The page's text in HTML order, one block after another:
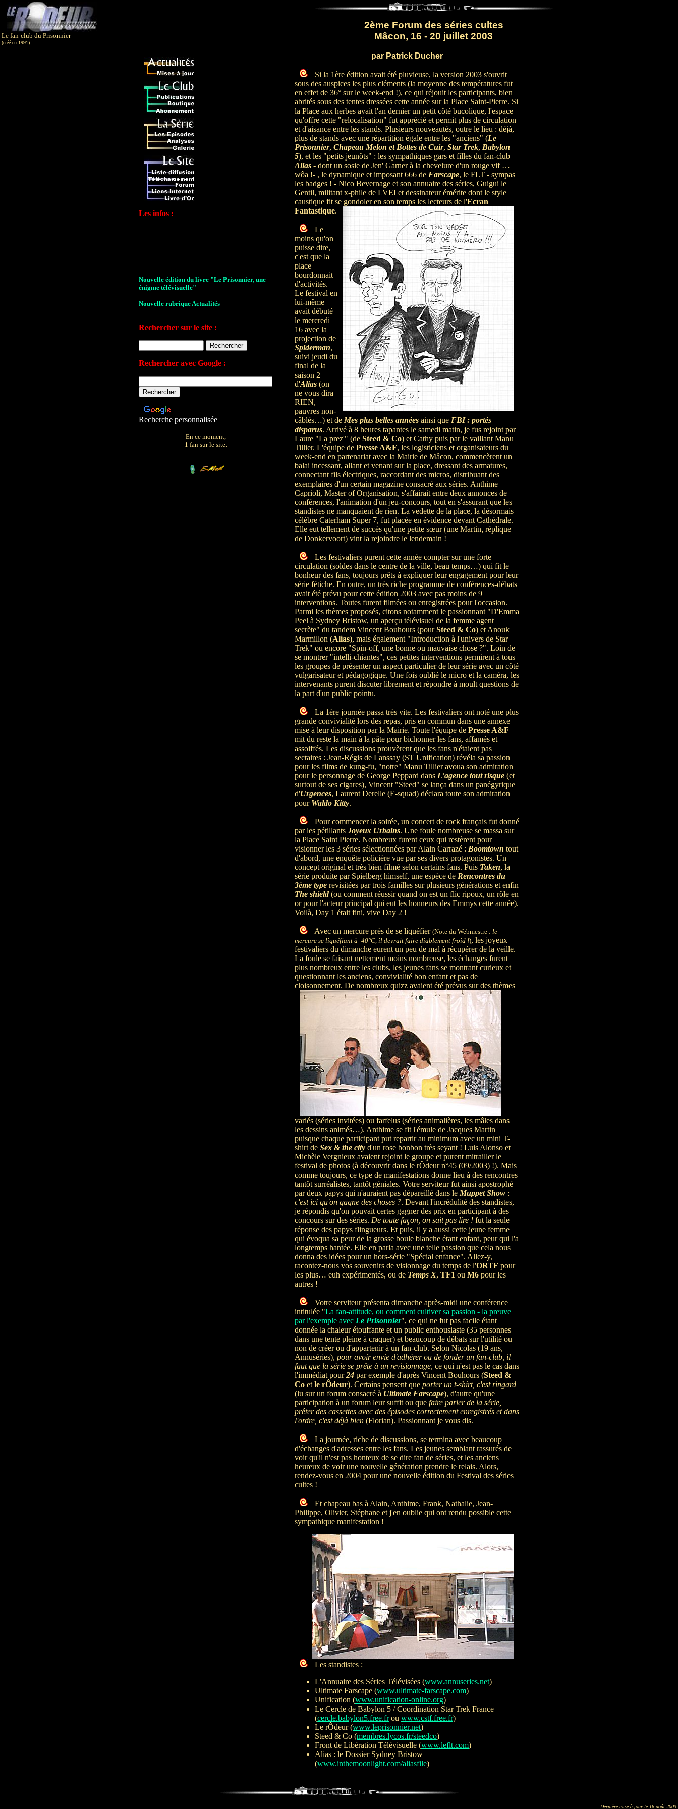
Le fan-club du Prisonnier
(créé en 1991)
2ème Forum des séries cultes
Mâcon, 16 - 20 juillet 2003
Les infos :
énigme télévisuelle"
Les archives de John Drake
Votre avis sur le site
Rechercher sur le site :
Rechercher avec Google :
Recherche personnalisée
En ce moment,
1 fan sur le site.
par Patrick Ducher
Si la 1ère édition avait été pluvieuse, la version 2003 s'ouvrit
sous des auspices les plus cléments (la moyenne des températures fut
en effet de 36° sur le week-end !), ce qui réjouit les participants, bien
abrités sous des tentes dressées cette année sur la Place Saint-Pierre. Si
la Place aux herbes avait l'an dernier un petit côté bucolique, l'espace
qu'offre cette "relocalisation" fut apprécié et permit plus de circulation
et d'aisance entre les stands. Plusieurs nouveautés, outre le lieu : déjà,
plus de stands avec une répartition égale entre les "anciens" (Le
Prisonnier, Chapeau Melon et Bottes de Cuir, Star Trek, Babylon
5), et les "petits jeunôts" : les sympathiques gars et filles du fan-club
Alias - dont un sosie de Jen' Garner à la chevelure d'un rouge vif …
wôa !- , le dynamique et imposant 666 de Farscape, le FLT - sympas
les badges ! - Nico Bevernage et son annuaire des séries, Guigui le
Gentil, militant x-phile de LVEI et dessinateur émérite dont le style
caustique fit se gondoler en son temps les lecteurs de l'Ecran
Fantastique.
Le
moins qu'on
puisse dire,
c'est que la
place
bourdonnait
d'activités.
Le festival en
lui-même
avait débuté
le mercredi
16 avec la
projection de
Spiderman,
suivi jeudi du
final de la
saison 2
d'Alias (on
ne vous dira
RIEN,
pauvres non-
câblés…) et de Mes plus belles années ainsi que FBI : portés
disparus. Arrivé à 8 heures tapantes le samedi matin, je fus rejoint par
Laure "La prez'" (de Steed & Co) et Cathy puis par le vaillant Manu
Tillier. L'équipe de Presse A&F, les logisticiens et organisateurs du
week-end en partenariat avec la Mairie de Mâcon, commencèrent un
balai incessant, allant et venant sur la place, dressant des armatures,
connectant fils électriques, raccordant des micros, distribuant des
exemplaires d'un certain magazine consacré aux séries. Anthime
Caprioli, Master of Organisation, s'affairait entre deux annonces de
conférences, l'animation d'un jeu-concours, tout en s'assurant que les
standistes ne manquaient de rien. La vedette de la place, la désormais
célèbre Caterham Super 7, fut placée en évidence devant Cathédrale.
Elle eut tellement de succès qu'une petite sœur (une Martin, réplique
de Donkervoort) vint la rejoindre le lendemain !
Les festivaliers purent cette année compter sur une forte
circulation (soldes dans le centre de la ville, beau temps…) qui fit le
bonheur des fans, toujours prêts à expliquer leur engagement pour leur
série fétiche. En outre, un très riche programme de conférences-débats
avait été prévu pour cette édition 2003 avec pas moins de 9
interventions. Toutes furent filmées ou enregistrées pour l'occasion.
Parmi les thèmes proposés, citons notamment le passionnant "D'Emma
Peel à Sydney Bristow, un aperçu télévisuel de la femme agent
secrète" du tandem Vincent Bouhours (pourSteed & Co) et Anouk
Marmillon (Alias), mais également "Introduction à l'univers de Star
Trek" ou encore "Spin-off, une bonne ou mauvaise chose ?". Loin de
se montrer "intelli-chiantes", ces petites interventions permirent à tous
les groupes de présenter un aspect particulier de leur série avec un côté
vulgarisateur et pédagogique. Une fois oublié le micro et la caméra, les
intervenants purent discuter librement et répondre à moult questions de
la part d'un public pointu.
La 1ère journée passa très vite. Les festivaliers ont noté une plus
grande convivialité lors des repas, pris en commun dans une annexe
mise à leur disposition par la Mairie. Toute l'équipe de Presse A&F
mit du reste la main à la pâte pour bichonner les fans, affamés et
assoiffés. Les discussions prouvèrent que les fans n'étaient pas
sectaires : Jean-Régis de Lanssay (ST Unification) révéla sa passion
pour les films de kung-fu, "notre" Manu Tillier avoua son admiration
pour le personnage de George Peppard dans L'agence tout risque (et
surtout de ses cigares), Vincent "Steed" se lança dans un panégyrique
d'Urgences, Laurent Derelle (E-squad) déclara toute son admiration
pour Waldo Kitty.
Pour commencer la soirée, un concert de rock français fut donné
par les pétillants Joyeux Urbains. Une foule nombreuse se massa sur
la Place Saint Pierre. Nombreux furent ceux qui restèrent pour
visionner les 3 séries sélectionnées par Alain Carrazé : Boomtown tout
d'abord, une enquête policière vue par ses divers protagonistes. Un
concept original et très bien filmé selon certains fans. Puis Taken, la
série produite par Spielberg himself, une espèce de Rencontres du
3ème type revisitées par trois familles sur plusieurs générations et enfin
The shield(ou comment réussir quand on est un flic ripoux, un rôle en
or pour l'acteur principal qui eut les honneurs des Emmys cette année).
Voilà, Day 1 était fini, vive Day 2 !
Avec un mercure près de se liquéfier (Note du Webmestre : le
mercure se liquéfiant à -40°C, il devrait faire diablement froid !), les joyeux
festivaliers du dimanche eurent un peu de mal à récupérer de la veille.
La foule se faisant nettement moins nombreuse, les échanges furent
plus nombreux entre les clubs, les jeunes fans se montrant curieux et
questionnant les anciens, convivialité bon enfant et pas de
cloisonnement. De nombreux quizz avaient été prévus sur des thèmes
variés (séries invitées) ou farfelus (séries animalières, les mâles dans
les dessins animés…). Anthime se fit l'émule de Jacques Martin
puisque chaque participant put repartir au minimum avec un mini T-
shirt de Sex & the city d'un rose bonbon très seyant ! Luis Alonso et
Michèle Vergnieux avaient rejoint le groupe et purent mitrailler le
festival de photos (à découvrir dans le rÔdeur n°45 (09/2003) !). Mais
comme toujours, ce type de manifestations donne lieu à des rencontres
tantôt surréalistes, tantôt géniales. Votre serviteur fut ainsi apostrophé
par deux papys qui n'auraient pas dépareillé dans le Muppet Show :
c'est ici qu'on gagne des choses ?. Devant l'incrédulité des standistes,
je répondis qu'on pouvait certes gagner des prix en participant à des
concours sur des séries. De toute façon, on sait pas lire ! fut la seule
réponse des papys flingueurs. Et puis, il y a aussi cette jeune femme
qui évoqua sa peur de la grosse boule blanche étant enfant, peur qui l'a
longtemps hantée. Elle en parla avec une telle passion que cela nous
donna des idées pour un hors-série "Spécial enfance". Allez-y,
racontez-nous vos souvenirs de visionnage du temps de l'ORTF pour
les plus… euh expérimentés, ou de Temps X, TF1 ou M6 pour les
autres !
Votre serviteur présenta dimanche après-midi une conférence
intitulée "La fan-attitude, ou comment cultiver sa passion - la preuve
par l'exemple avec Le Prisonnier", ce qui ne fut pas facile étant
donnée la chaleur étouffante et un public enthousiaste (35 personnes
dans une tente pleine à craquer) et beaucoup de débats sur l'utilité ou
non de créer ou d'appartenir à un fan-club. Selon Nicolas (19 ans,
Annuséries), pour avoir envie d'adhérer ou de fonder un fan-club, il
faut que la série se prête à un revisionnage, ce qui n'est pas le cas dans
l'immédiat pour24 par exemple d'après Vincent Bouhours (Steed &
Co et le rÔdeur). Certains pensent que porter un t-shirt, c'est ringard
(lu sur un forum consacré à Ultimate Farscape), d'autre qu'une
participation à un forum leur suffit ou que faire parler de la série,
prêter des cassettes avec des épisodes correctement enregistrés et dans
l'ordre, c'est déjà bien (Florian). Passionnant je vous dis.
La journée, riche de discussions, se termina avec beaucoup
d'échanges d'adresses entre les fans. Les jeunes semblant rassurés de
voir qu'il n'est pas honteux de se dire fan de séries, et les anciens
heureux de voir une nouvelle génération prendre le relais. Alors,
rendez-vous en 2004 pour une nouvelle édition du Festival des séries
cultes !
Et chapeau bas à Alain, Anthime, Frank, Nathalie, Jean-
Philippe, Olivier, Stéphane et j'en oublie qui ont rendu possible cette
sympathique manifestation !
Les standistes :
L'Annuaire des Séries Télévisées (www.annuseries.net)
Ultimate Farscape (www.ultimate-farscape.com)
Unification (www.unification-online.org)
Le Cercle de Babylon 5 / Coordination Star Trek France
(cercle.babylon5.free.frou www.cstf.free.fr)
Le rÔdeur (www.leprisonnier.net)
Steed & Co (membres.lycos.fr/steedco)
Front de Libération Télévisuelle (www.leflt.com)
Alias : le Dossier Sydney Bristow
(www.inthemoonlight.com/aliasfile)
Dernière mise à jour le 16 août 2003.